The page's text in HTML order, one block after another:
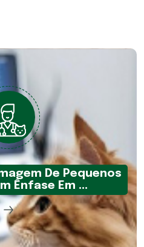
De Pequenos
Ênfase Em ...